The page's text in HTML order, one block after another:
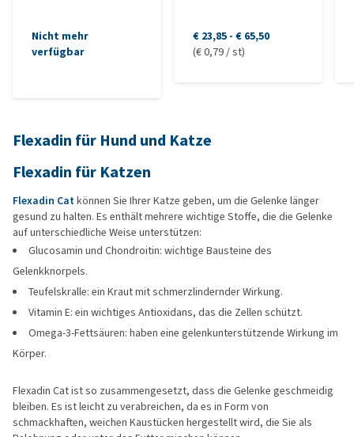
Nicht mehr
verfügbar
€ 23,85 - € 65,50
(€ 0,79 / st)
Flexadin für Hund und Katze
Flexadin für Katzen
Flexadin Catkönnen Sie Ihrer Katze geben, um die Gelenke länger
gesund zu halten. Es enthält mehrere wichtige Stoffe, die die Gelenke
auf unterschiedliche Weise unterstützen:
Glucosamin und Chondroitin: wichtige Bausteine des
Gelenkknorpels.
Teufelskralle: ein Kraut mit schmerzlindernder Wirkung.
Vitamin E: ein wichtiges Antioxidans, das die Zellen schützt.
Omega-3-Fettsäuren: haben eine gelenkunterstützende Wirkung im
Körper.
Flexadin Cat ist so zusammengesetzt, dass die Gelenke geschmeidig
bleiben. Es ist leicht zu verabreichen, da es in Form von
schmackhaften, weichen Kaustücken hergestellt wird, die Sie als